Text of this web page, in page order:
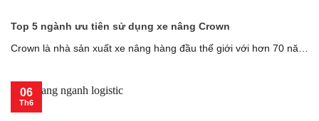
Top 5 ngành ưu tiên sử dụng xe nâng Crown
Crown là nhà sản xuất xe nâng hàng đầu thế giới với hơn 70 năm
06
Th6